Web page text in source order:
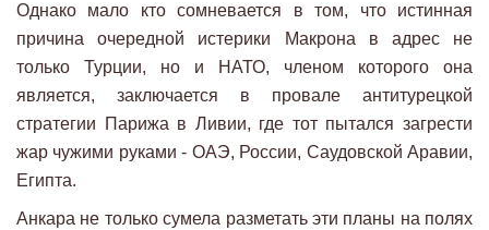
Однако мало кто сомневается в том, что истинная
причина очередной истерики Макрона в адрес не
только Турции, но и НАТО, членом которого она
является, заключается в провале антитурецкой
стратегии Парижа в Ливии, где тот пытался загрести
жар чужими руками - ОАЭ, России, Саудовской Аравии,
Египта.
Анкара не только сумела разметать эти планы на полях